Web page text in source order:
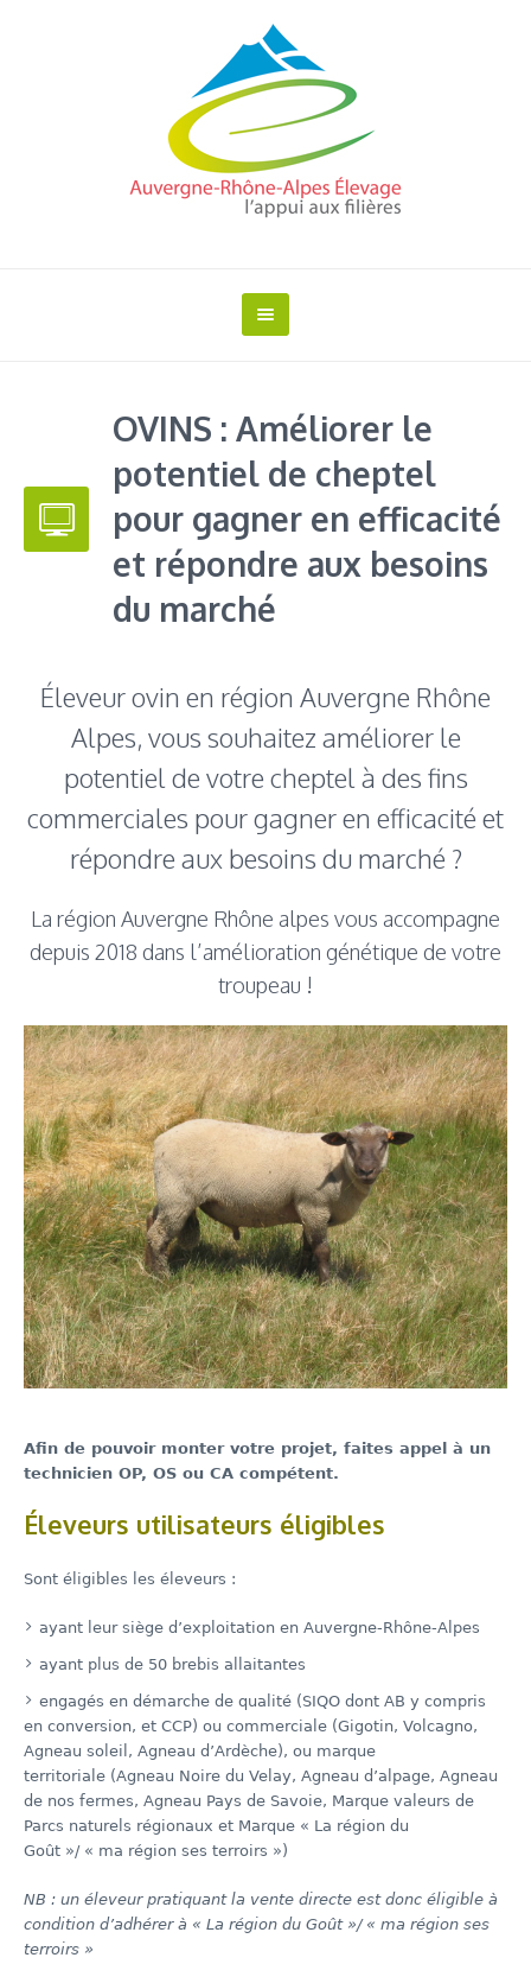
OVINS : Améliorer le
potentiel de cheptel
pour gagner en efficacité
et répondre aux besoins
du marché
Éleveur ovin en région Auvergne Rhône
Alpes, vous souhaitez améliorer le
potentiel de votre cheptel à des fins
commerciales pour gagner en efficacité et
répondre aux besoins du marché ?
La région Auvergne Rhône alpes vous accompagne
depuis 2018 dans l’amélioration génétique de votre
troupeau !
Afin de pouvoir monter votre projet, faites appel à un
technicien OP, OS ou CA compétent.
Éleveurs utilisateurs éligibles
Sont éligibles les éleveurs :
ayant leur siège d’exploitation en Auvergne-Rhône-Alpes
ayant plus de 50 brebis allaitantes
engagés en démarche de qualité (SIQO dont AB y compris
en conversion, et CCP) ou commerciale (Gigotin, Volcagno,
Agneau soleil, Agneau d’Ardèche), ou marque
territoriale (Agneau Noire du Velay, Agneau d’alpage, Agneau
de nos fermes, Agneau Pays de Savoie, Marque valeurs de
Parcs naturels régionaux et Marque « La région du
Goût »/ « ma région ses terroirs »)
NB : un éleveur pratiquant la vente directe est donc éligible à
condition d’adhérer à « La région du Goût »/ « ma région ses
terroirs »